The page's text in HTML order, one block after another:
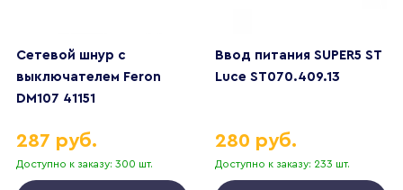
Сетевой шнур с
выключателем Feron
DM107 41151
Доступно к заказу: 300 шт.
287 руб.
Ввод питания SUPER5 ST
Luce ST070.409.13
Доступно к заказу: 233 шт.
280 руб.